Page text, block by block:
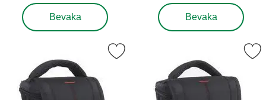
Bevaka
, Kameraryggsäck & slingväska Bilora Multi Snap Pack 30
Bevaka
, Kameraryggsäck Bilora
Markera kameraväska Bilora B-star 10 som favorit
Markera kameraväska